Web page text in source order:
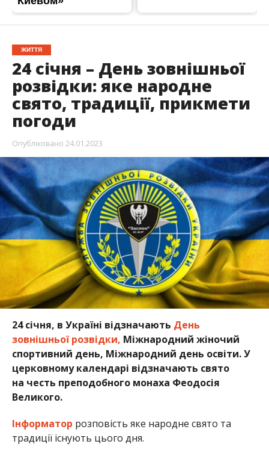
ЖИТТЯ
24 січня – День зовнішньої
розвідки: яке народне
свято, традиції, прикмети
погоди
Опубліковано 24.01.2023
24 січня, в Україні відзначають День
зовнішньої розвідки, Міжнародний жіночий
спортивний день, Міжнародний день освіти. У
церковному календарі відзначають свято
на честь преподобного монаха Феодосія
Великого.
Інформатор розповість яке народне свято та
традиції існують цього дня.